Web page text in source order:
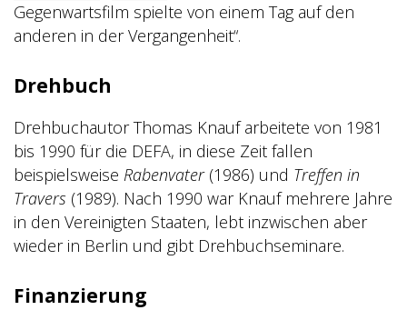
Gegenwartsfilm spielte von einem Tag auf den
anderen in der Vergangenheit“.
Drehbuch
Drehbuchautor Thomas Knauf arbeitete von 1981
bis 1990 für die DEFA, in diese Zeit fallen
beispielsweise Rabenvater(1986) und Treffen in
Travers (1989). Nach 1990 war Knauf mehrere Jahre
in den Vereinigten Staaten, lebt inzwischen aber
wieder in Berlin und gibt Drehbuchseminare.
Finanzierung